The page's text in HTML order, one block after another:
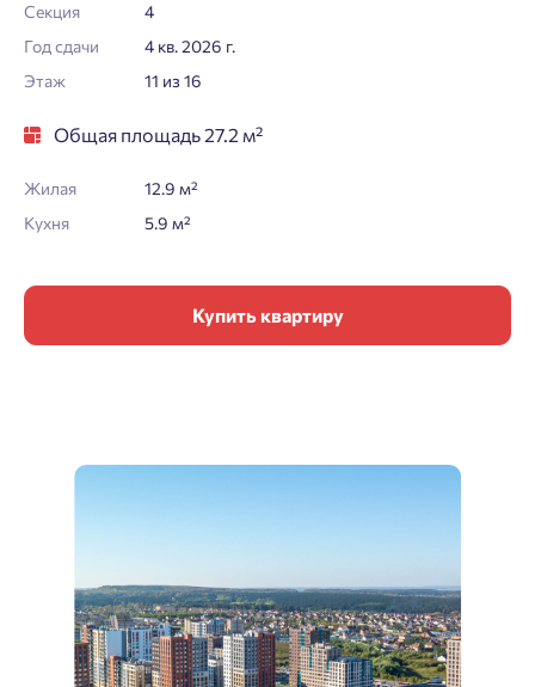
Секция
4
Год сдачи
4 кв. 2026 г.
Этаж
11 из 16
Общая площадь 27.2 м²
Жилая
12.9 м²
Кухня
5.9 м²
Купить квартиру